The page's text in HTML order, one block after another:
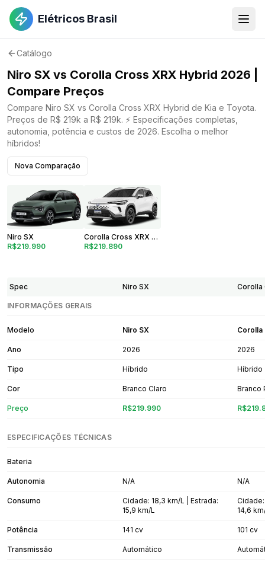
Elétricos Brasil
Catálogo
Niro SX vs Corolla Cross XRX Hybrid 2026 |
Compare Preços
Compare Niro SX vs Corolla Cross XRX Hybrid de Kia e Toyota.
Preços de R$ 219k a R$ 219k. ⚡ Especificações completas,
autonomia, potência e custos de 2026. Escolha o melhor
híbridos!
Nova Comparação
Niro SX
R$219.990
Corolla Cross XRX Hybrid
R$219.890
Spec Niro SX Corolla
INFORMAÇÕES GERAIS
Modelo Niro SX Corolla
Ano 2026 2026
Tipo Híbrido Híbrido
Cor Branco Claro Branco
Preço R$219.990
ESPECIFICAÇÕES TÉCNICAS
Bateria
Autonomia N/A N/A
Consumo
Cidade: 18,3 km/L | Estrada:
15,9 km/L
14,6
Potência 141 cv 101 cv
Transmissão Automático